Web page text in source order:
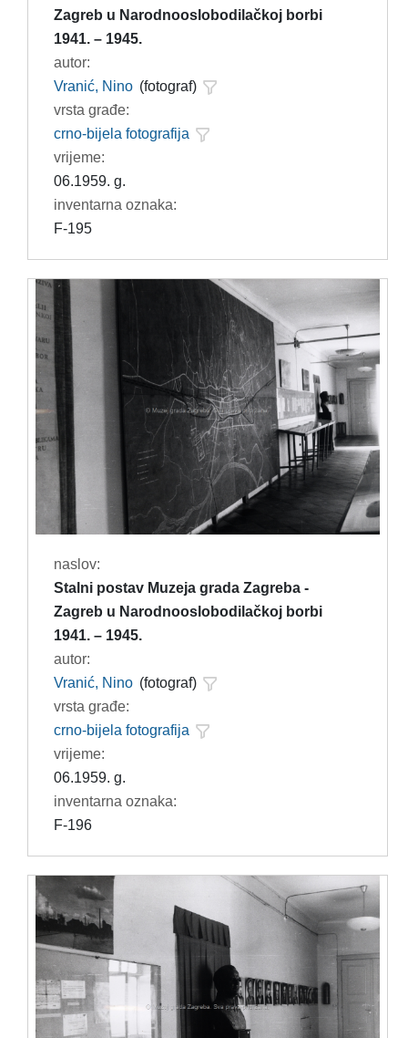
Zagreb u Narodnooslobodilačkoj borbi
1941. – 1945.
autor:
Vranić, Nino (fotograf)
vrsta građe:
crno-bijela fotografija
vrijeme:
06.1959. g.
inventarna oznaka:
F-195
naslov:
Stalni postav Muzeja grada Zagreba -
Zagreb u Narodnooslobodilačkoj borbi
1941. – 1945.
autor:
Vranić, Nino (fotograf)
vrsta građe:
crno-bijela fotografija
vrijeme:
06.1959. g.
inventarna oznaka:
F-196